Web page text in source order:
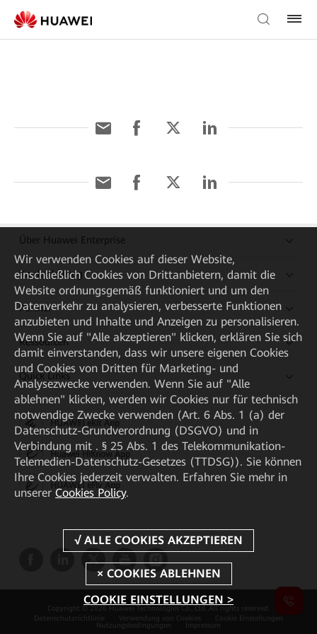
Über Huawei Enterprise
Kaufanleitung
Partner
Ressourcen
Quick Links
HUAWEI eKit App
Huawei HiKnow App
HUAWEI eFly App
Copyright © 2026 Huawei Technologies Co., Ltd. All rights reserved.
Datenschutzrichtlinie
Verwendung von Cookies
Cookie Einstellungen
Nutzungsbedingungen
Impressum
Wir verwenden Cookies auf dieser Website,
einschließlich Cookies von Drittanbietern, damit die
Website ordnungsgemäß funktioniert und um den
Datenverkehr zu analysieren, verbesserte Funktionen
anzubieten und Inhalte und Anzeigen zu personalisieren.
Wenn Sie auf "Alle akzeptieren" klicken, erklären Sie sich
damit einverstanden, dass wir unsere eigenen Cookies
und Cookies von Dritten für Marketing- und
Analysezwecke verwenden. Wenn Sie auf "Alle
ablehnen" klicken, werden wir Cookies nur für technisch
notwendige Zwecke verwenden (Art. 6 Abs. 1 (a) der
Datenschutz-Grundverordnung (DSGVO) und in
Verbindung mit . § 25 Abs. 1 des Telekommunikation-
Telemedien-Datenschutz-Gesetzes (TTDSG)). Sie können
Ihre Cookies jederzeit verwalten. Erfahren Sie mehr in
unserer Cookies Policy.
COOKIE EINSTELLUNGEN >